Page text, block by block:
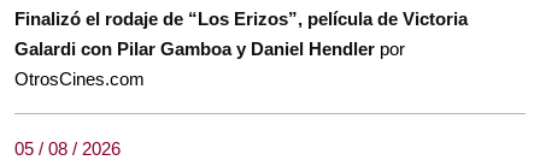
Finalizó el rodaje de “Los Erizos”, película de Victoria
Galardi con Pilar Gamboa y Daniel Hendler por
OtrosCines.com
05 / 08 / 2026